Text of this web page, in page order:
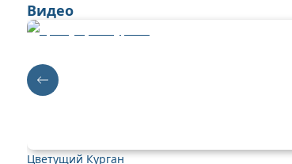
Видео
Цветущий Курган